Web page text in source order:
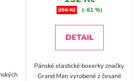
396 Kč (–61 %)
DETAIL
Pánské elastické boxerky značky
Grand Man vyrobené z česané